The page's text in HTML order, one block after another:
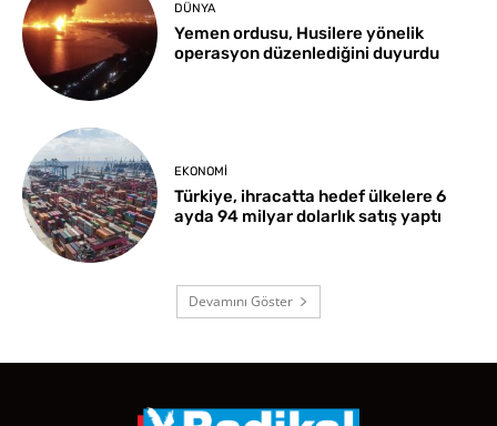
DÜNYA
Yemen ordusu, Husilere yönelik
operasyon düzenlediğini duyurdu
EKONOMI
Türkiye, ihracatta hedef ülkelere 6
ayda 94 milyar dolarlık satış yaptı
Devamını Göster